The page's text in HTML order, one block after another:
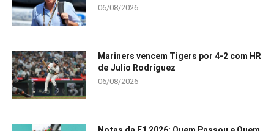
06/08/2026
Mariners vencem Tigers por 4-2 com HR
de Julio Rodríguez
06/08/2026